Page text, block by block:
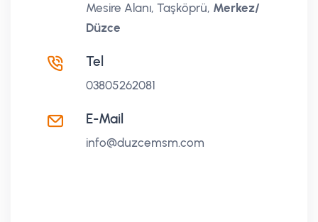
Mesire Alanı, Taşköprü, Merkez/
Düzce
Tel
03805262081
E-Mail
info@duzcemsm.com